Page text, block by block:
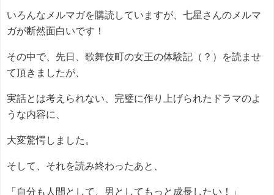
いろんなメルマガを購読していますが、七星さんのメルマ
ガが断然面白いです！
その中で、先日、歌舞伎町の女王の体験記（？）を読ませ
て頂きましたが、
実話とは考えられない、完璧に作り上げられたドラマのよ
うな内容に、
大変驚愕しました。
そして、それを読み終わったあと、
「自分も人間として、男としてもっと成長したい！」